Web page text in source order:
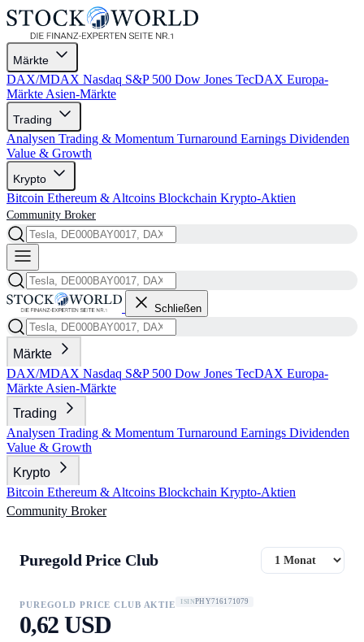
Märkte
DAX/MDAX Nasdaq S&P 500 Dow Jones TecDAX Europa-
Märkte Asien-Märkte
Trading
Analysen Trading & Momentum Turnaround Earnings Dividenden
Value & Growth
Krypto
Bitcoin Ethereum & Altcoins Blockchain Krypto-Aktien
Community Broker
Schließen
Märkte
DAX/MDAX Nasdaq S&P 500 Dow Jones TecDAX Europa-
Märkte Asien-Märkte
Trading
Analysen Trading & Momentum Turnaround Earnings Dividenden
Value & Growth
Krypto
Bitcoin Ethereum & Altcoins Blockchain Krypto-Aktien
Community Broker
Puregold Price Club
PUREGOLD PRICE CLUB AKTIE ISINPHY716171079
0,62 USD